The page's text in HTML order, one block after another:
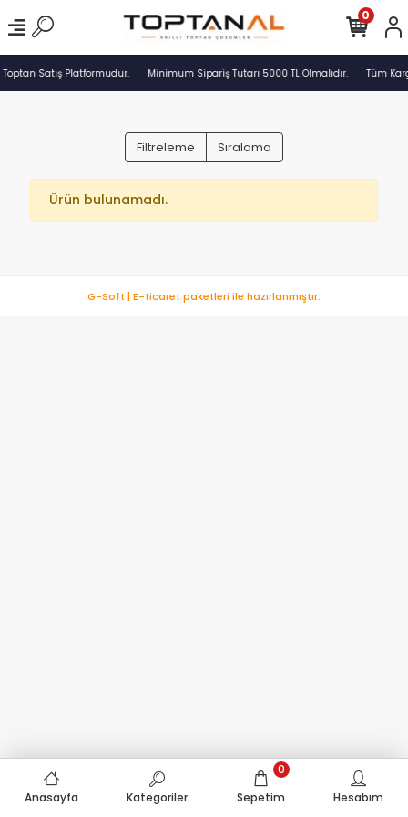
Satış Platformudur. Minimum Sipariş Tutarı 5000 TL Olmalıdır. Tüm
0
Filtreleme Sıralama
Ürün bulunamadı.
Anasayfa Kategoriler Sepetim
0
Hesabım
G-Soft | E-ticaret paketleri ile hazırlanmıştır.